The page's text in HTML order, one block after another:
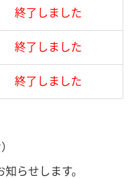
終了しました
終了しました
終了しました
らせします。